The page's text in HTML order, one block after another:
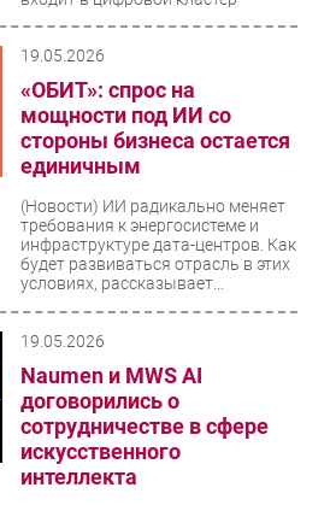
19.05.2026
«ОБИТ»: спрос на
мощности под ИИ со
стороны бизнеса остается
единичным
(Новости) ИИ радикально меняет
требования к энергосистеме и
инфраструктуре дата-центров. Как
будет развиваться отрасль в этих
условиях, рассказывает...
19.05.2026
Naumen и MWS AI
договорились о
сотрудничестве в сфере
искусственного
интеллекта